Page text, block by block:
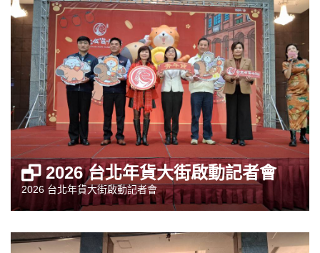
2026 台北年貨大街啟動記者會
2026 台北年貨大街啟動記者會